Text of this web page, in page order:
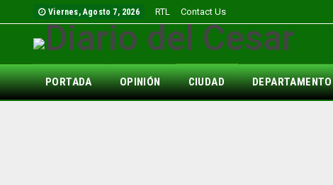
Viernes, Agosto 7, 2026 RTL Contact Us
PORTADA OPINIÓN CIUDAD DEPARTAMENTO